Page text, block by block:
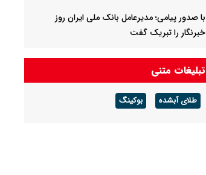
با صدور پیامی؛ مدیرعامل بانک ملی ایران روز
خبرنگار را تبریک گفت
کروز: اطلاعات منتشرشده درباره تسهیلات و مطالبات
بانکی نادرست است
تبلیغات متنی
طلای آبشده بوکینگ